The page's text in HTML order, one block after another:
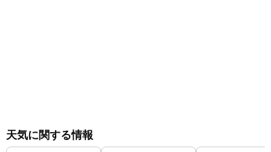
天気に関する情報